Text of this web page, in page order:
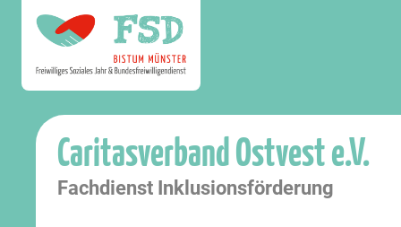
Caritasverband Ostvest e.V.
Fachdienst Inklusionsförderung